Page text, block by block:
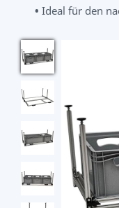
• Ideal für den